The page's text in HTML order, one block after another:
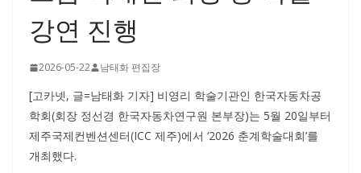
강연 진행
2026-05-22 남태화 편집장
[고카넷, 글=남태화 기자] 비영리 학술기관인 한국자동차공
학회(회장 정선경 한국자동차연구원 본부장)는 5월 20일부터
제주국제컨벤션센터(ICC 제주)에서 ‘2026 춘계학술대회’를
개최했다.